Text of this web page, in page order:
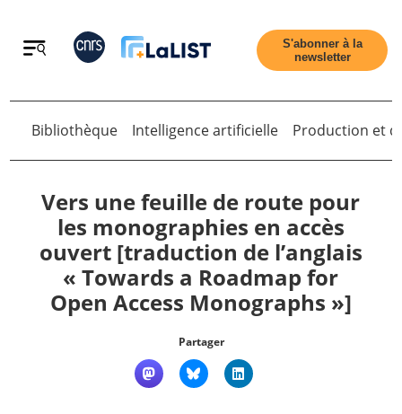
Retour
Accueil
Tous les articles
Qui sommes nous ?
S'abonner à la
newsletter
Retour
Bibliothèque Intelligence artificielle Production et
Vers une feuille de route pour
les monographies en accès
ouvert [traduction de l’anglais
« Towards a Roadmap for
Open Access Monographs »]
Partager